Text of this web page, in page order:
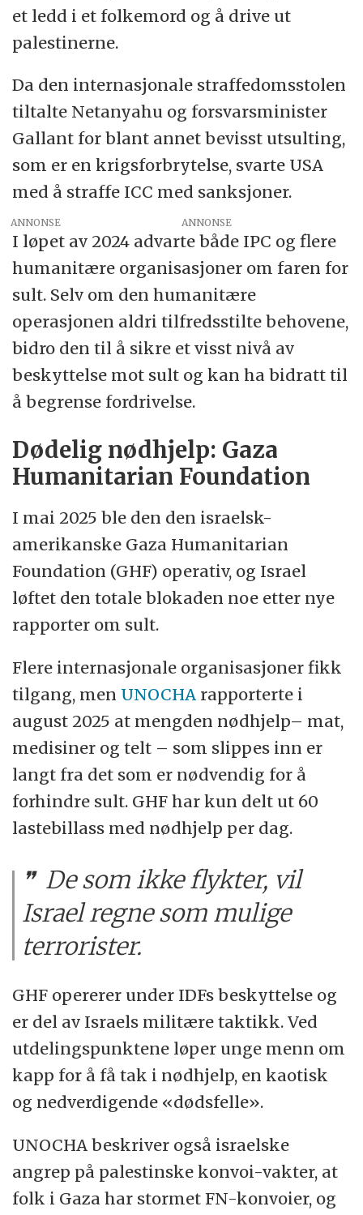
et ledd i et folkemord og å drive ut
palestinerne.
Da den internasjonale straffedomsstolen
tiltalte Netanyahu og forsvarsminister
Gallant for blant annet bevisst utsulting,
som er en krigsforbrytelse, svarte USA
med å straffe ICC med sanksjoner.
ANNONSE
I løpet av 2024 advarte både IPC og flere
humanitære organisasjoner om faren for
sult. Selv om den humanitære
operasjonen aldri tilfredsstilte behovene,
bidro den til å sikre et visst nivå av
beskyttelse mot sult og kan ha bidratt til
å begrense fordrivelse.
Dødelig nødhjelp: Gaza
Humanitarian Foundation
I mai 2025 ble den den israelsk-
amerikanske Gaza Humanitarian
Foundation (GHF) operativ, og Israel
løftet den totale blokaden noe etter nye
rapporter om sult.
Flere internasjonale organisasjoner fikk
tilgang, men UNOCHA rapporterte i
august 2025 at mengden nødhjelp– mat,
medisiner og telt – som slippes inn er
langt fra det som er nødvendig for å
forhindre sult. GHF har kun delt ut 60
lastebillass med nødhjelp per dag.
De som ikke flykter, vil
Israel regne som mulige
terrorister.
GHF opererer under IDFs beskyttelse og
er del av Israels militære taktikk. Ved
utdelingspunktene løper unge menn om
kapp for å få tak i nødhjelp, en kaotisk
og nedverdigende «dødsfelle».
UNOCHA beskriver også israelske
angrep på palestinske konvoi-vakter, at
folk i Gaza har stormet FN-konvoier, og